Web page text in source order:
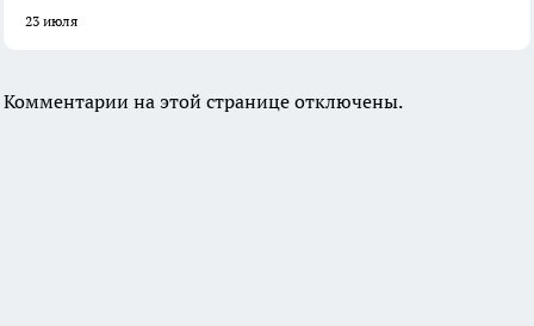
23 июля
Комментарии на этой странице отключены.